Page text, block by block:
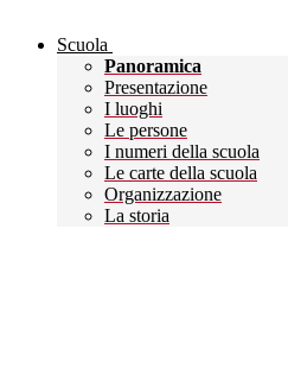
Scuola
Panoramica
Presentazione
I luoghi
Le persone
I numeri della scuola
Le carte della scuola
Organizzazione
La storia